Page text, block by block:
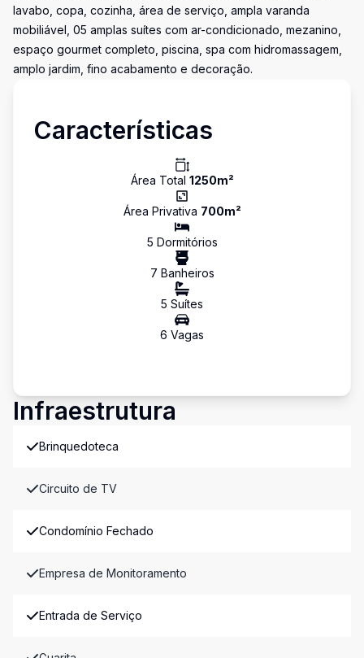
lavabo, copa, cozinha, área de serviço, ampla varanda
mobiliável, 05 amplas suítes com ar-condicionado, mezanino,
espaço gourmet completo, piscina, spa com hidromassagem,
amplo jardim, fino acabamento e decoração.
Características
Área Total 1250m²
Área Privativa 700m²
5 Dormitórios
7 Banheiros
5 Suítes
6 Vagas
Infraestrutura
Brinquedoteca
Circuito de TV
Condomínio Fechado
Empresa de Monitoramento
Entrada de Serviço